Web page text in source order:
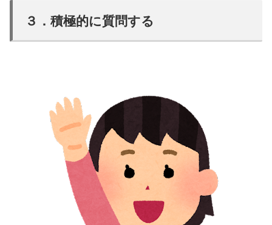
３．積極的に質問する